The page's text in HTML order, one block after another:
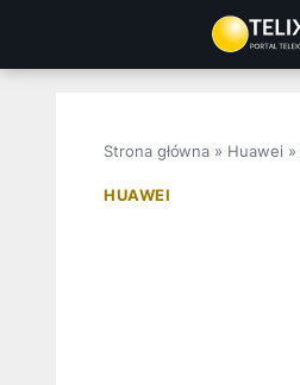
treści
Strona główna » Huawei »
HUAWEI